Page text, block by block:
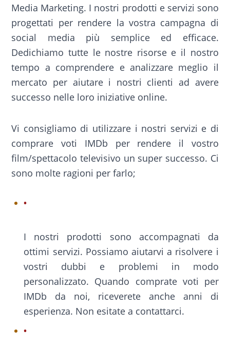
Media Marketing. I nostri prodotti e servizi sono
progettati per rendere la vostra campagna di
social media più semplice ed efficace.
Dedichiamo tutte le nostre risorse e il nostro
tempo a comprendere e analizzare meglio il
mercato per aiutare i nostri clienti ad avere
successo nelle loro iniziative online.
Vi consigliamo di utilizzare i nostri servizi e di
comprare voti IMDb per rendere il vostro
film/spettacolo televisivo un super successo. Ci
sono molte ragioni per farlo;
I nostri prodotti sono accompagnati da
ottimi servizi. Possiamo aiutarvi a risolvere i
vostri dubbi e problemi in modo
personalizzato. Quando comprate voti per
IMDb da noi, riceverete anche anni di
esperienza. Non esitate a contattarci.